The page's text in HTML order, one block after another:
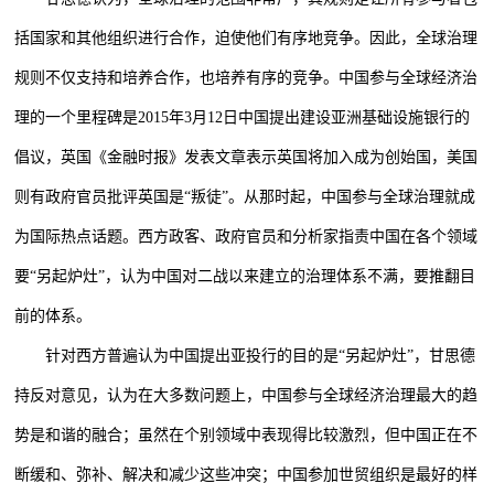
括国家和其他组织进行合作，迫使他们有序地竞争。因此，全球治理
规则不仅支持和培养合作，也培养有序的竞争。中国参与全球经济治
理的一个里程碑是2015年3月12日中国提出建设亚洲基础设施银行的
倡议，英国《金融时报》发表文章表示英国将加入成为创始国，美国
则有政府官员批评英国是“叛徒”。从那时起，中国参与全球治理就成
为国际热点话题。西方政客、政府官员和分析家指责中国在各个领域
要“另起炉灶”，认为中国对二战以来建立的治理体系不满，要推翻目
前的体系。
针对西方普遍认为中国提出亚投行的目的是“另起炉灶”，甘思德
持反对意见，认为在大多数问题上，中国参与全球经济治理最大的趋
势是和谐的融合；虽然在个别领域中表现得比较激烈，但中国正在不
断缓和、弥补、解决和减少这些冲突；中国参加世贸组织是最好的样